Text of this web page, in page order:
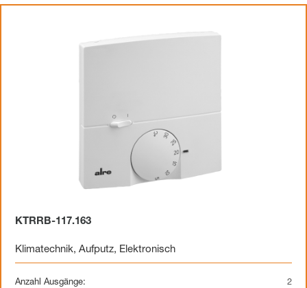
KTRRB-117.163
Klimatechnik, Aufputz, Elektronisch
Anzahl Ausgänge: 2